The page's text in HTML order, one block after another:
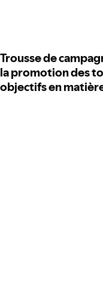
Trousse de
la promotion des
objectifs en